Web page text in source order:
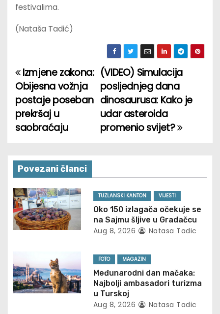
festivalima.
(Nataša Tadić)
P
o
s
n
a
v
i
a
t
(VIDEO) Simulacija
posljednjeg dana
dinosaurusa: Kako je
udar asteroida
promenio svijet?
Izmjene zakona:
Obijesna vožnja
postaje poseban
prekršaj u
saobraćaju
Povezani članci
TUZLANSKI KANTON VIJESTI
Oko 150 izlagača očekuje se
na Sajmu šljive u Gradačcu
Aug 8, 2026 Natasa Tadic
FOTO MAGAZIN
Međunarodni dan mačaka:
Najbolji ambasadori turizma
u Turskoj
Aug 8, 2026 Natasa Tadic